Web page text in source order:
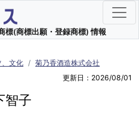
標(商標出願・登録商標) 情報
、文化
菊乃香酒造株式会社
更新日：2026/08/01
智子